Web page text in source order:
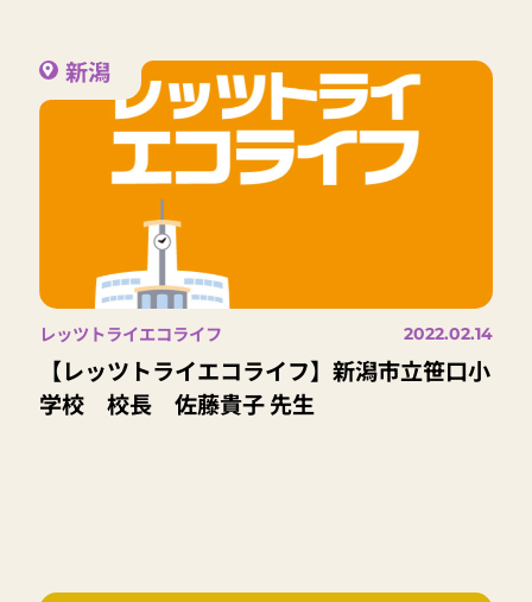
新潟
レッツトライエコライフ 2022.02.14
【レッツトライエコライフ】新潟市立笹口小
学校 校長 佐藤貴子 先生